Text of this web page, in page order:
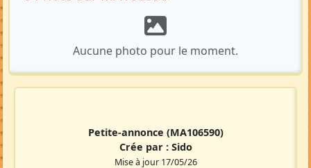
Aucune photo pour le moment.
Petite-annonce (MA106590)
Crée par : Sido
Mise à jour 17/05/26